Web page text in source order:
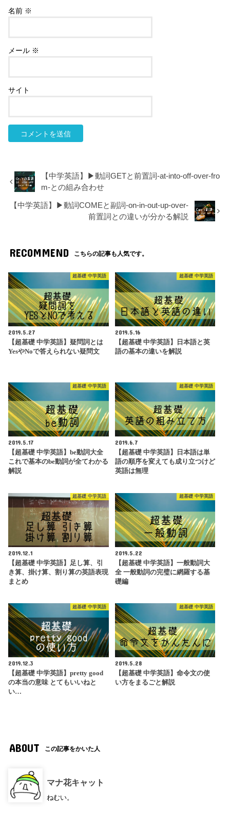
名前 ※
メール ※
サイト
【中学英語】▶︎動詞GETと前置詞-at-into-off-over-fro
m-との組み合わせ
【中学英語】▶︎動詞COMEと副詞-on-in-out-up-over-
前置詞との違いが分かる解説
RECOMMEND こちらの記事も人気です。
超基礎 中学英語
2019.5.27
【超基礎 中学英語】疑問詞とは
YesやNoで答えられない疑問文
超基礎 中学英語
2019.5.16
【超基礎 中学英語】日本語と英
語の基本の違いを解説
超基礎 中学英語
2019.5.17
【超基礎 中学英語】be動詞大全
これで基本のbe動詞が全てわかる
解説
超基礎 中学英語
2019.6.7
【超基礎 中学英語】日本語は単
語の順序を変えても成り立つけど
英語は無理
超基礎 中学英語
2019.12.1
【超基礎 中学英語】足し算、引
き算、掛け算、割り算の英語表現
まとめ
超基礎 中学英語
2019.5.22
【超基礎 中学英語】一般動詞大
全 一般動詞の完璧に網羅する基
礎編
超基礎 中学英語
2019.12.3
【超基礎 中学英語】pretty good
の本当の意味 とてもいいねと
い…
超基礎 中学英語
2019.5.28
【超基礎 中学英語】命令文の使
い方をまるごと解説
ABOUT この記事をかいた人
マナ花キャット
ねむい。